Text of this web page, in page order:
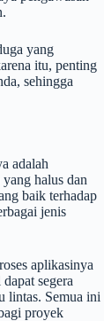
yang
itu, penting
sehingga
adalah
halus dan
baik terhadap
jenis
aplikasinya
segera
lintas. Semua ini
proyek